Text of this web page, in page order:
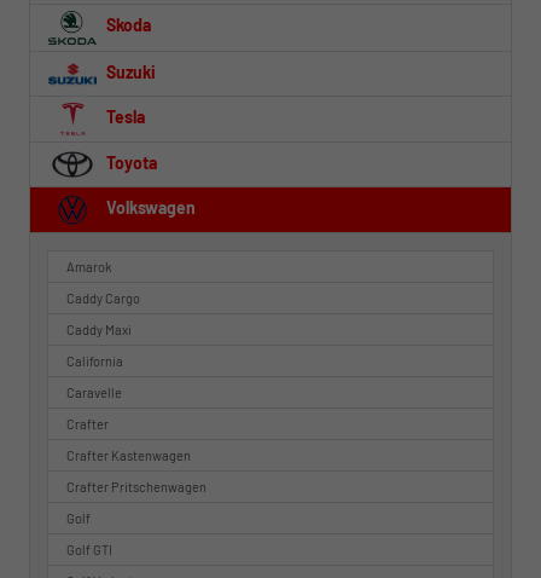
Skoda
Suzuki
Tesla
Toyota
Volkswagen
Amarok
Caddy Cargo
Caddy Maxi
California
Caravelle
Crafter
Crafter Kastenwagen
Crafter Pritschenwagen
Golf
Golf GTI